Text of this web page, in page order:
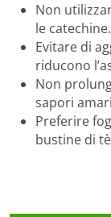
Non
le catechine.
Evitare di
riducono
Non
sapori
Preferire
bustine di